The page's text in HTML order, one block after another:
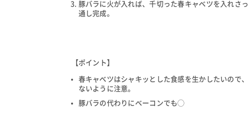
豚バラに火が入れば、千切った春キャベツを入れさ
通し完成。
【ポイント】
春キャベツはシャキッとした食感を生かしたいので
ないように注意。
豚バラの代わりにベーコンでも◯